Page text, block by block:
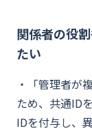
関係者の役
たい
・「管理者が
ため、共通ID
IDを付与し、